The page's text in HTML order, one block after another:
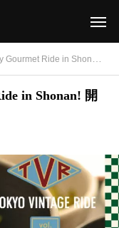
Ride in Shonan! 開催！
in Shonan! 開